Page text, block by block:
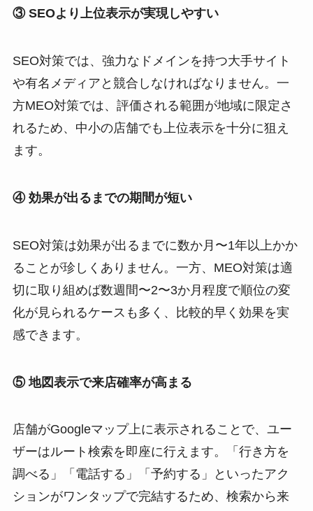
③ SEOより上位表示が実現しやすい
SEO対策では、強力なドメインを持つ大手サイト
や有名メディアと競合しなければなりません。一
方MEO対策では、評価される範囲が地域に限定さ
れるため、中小の店舗でも上位表示を十分に狙え
ます。
④ 効果が出るまでの期間が短い
SEO対策は効果が出るまでに数か月〜1年以上かか
ることが珍しくありません。一方、MEO対策は適
切に取り組めば数週間〜2〜3か月程度で順位の変
化が見られるケースも多く、比較的早く効果を実
感できます。
⑤ 地図表示で来店確率が高まる
店舗がGoogleマップ上に表示されることで、ユー
ザーはルート検索を即座に行えます。「行き方を
調べる」「電話する」「予約する」といったアク
ションがワンタップで完結するため、検索から来